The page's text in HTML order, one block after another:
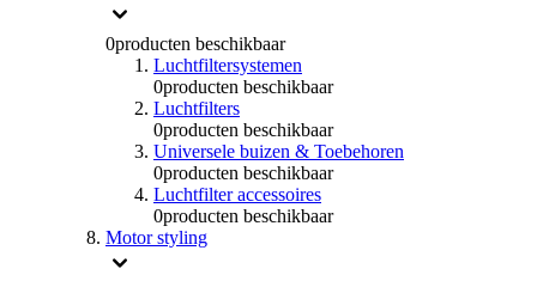
0producten beschikbaar
Luchtfiltersystemen
0producten beschikbaar
Luchtfilters
0producten beschikbaar
Universele buizen & Toebehoren
0producten beschikbaar
Luchtfilter accessoires
0producten beschikbaar
Motor styling